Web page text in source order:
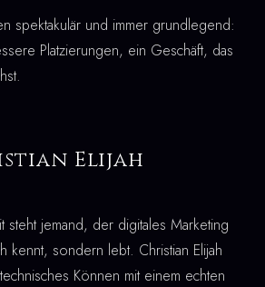
spektakulär und immer grundlegend:
Platzierungen, ein Geschäft, das
Elijah
steht jemand, der digitales Marketing
kennt, sondern lebt. Christian Elijah
Können mit einem echten